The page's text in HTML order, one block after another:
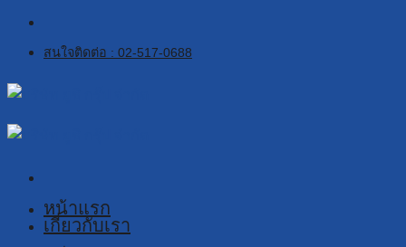
Skip
contentสนใจติดต่อ : 02-517-0688
หน้าแรก
เกี่ยวกับเรา